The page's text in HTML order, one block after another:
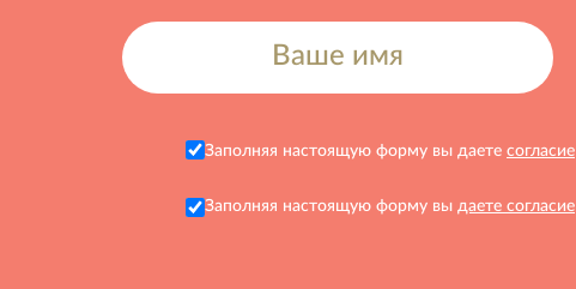
Заполняя настоящую форму вы даете согласие
Заполняя настоящую форму вы даете согласие